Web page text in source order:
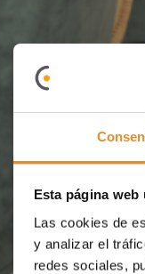
Esta página web
Las cookies de
y analizar el
redes sociales,